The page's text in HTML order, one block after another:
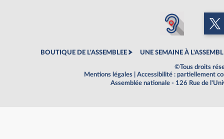
BOUTIQUE DE L'ASSEMBLEE UNE SEMAINE À
©Tous droits
Mentions légales
Accessibilité : partiellement
Assemblée nationale - 126 Rue de